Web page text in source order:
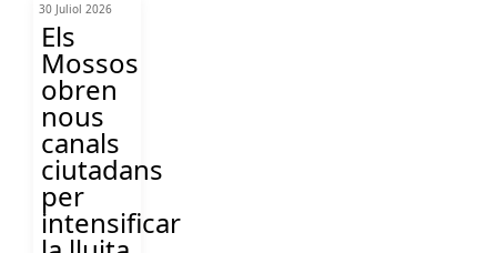
30 Juliol 2026
Els
Mossos
obren
nous
canals
ciutadans
per
intensificar